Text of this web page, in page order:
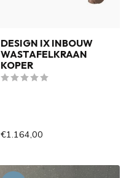
DESIGN IX INBOUW
WASTAFELKRAAN
KOPER
€1.164,00